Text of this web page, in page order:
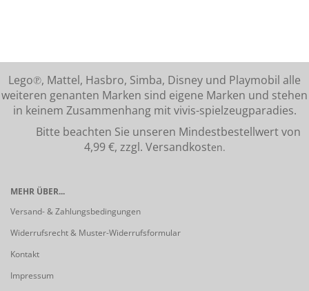
Lego℗, Mattel, Hasbro, Simba, Disney und Playmobil alle
weiteren genanten Marken sind eigene Marken und stehen
in keinem Zusammenhang mit vivis-spielzeugparadies.
Bitte beachten Sie unseren Mindestbestellwert von
4,99 €, zzgl. Versandkosten.
MEHR ÜBER...
Versand- & Zahlungsbedingungen
Widerrufsrecht & Muster-Widerrufsformular
Kontakt
Impressum